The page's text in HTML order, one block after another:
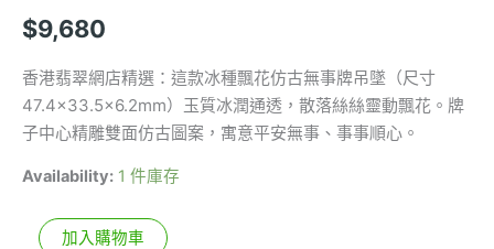
$9,680
香港翡翠網店精選：這款冰種飄花仿古無事牌吊墜（尺寸
47.4×33.5×6.2mm）玉質冰潤通透，散落絲絲靈動飄花。牌
子中心精雕雙面仿古圖案，寓意平安無事、事事順心。
Availability: 1 件庫存
加入購物車